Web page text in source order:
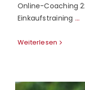
Online-Coaching
Einkaufstraining ...
Weiterlesen